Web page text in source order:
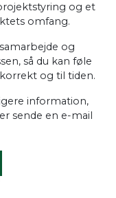
og et
omfang.
og
så du kan føle
og til tiden.
information,
sende en e-mail